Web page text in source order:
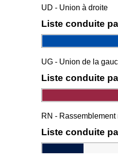
UD - Union à droite
Liste conduite
UG - Union de la
Liste conduite
RN -
Liste conduite